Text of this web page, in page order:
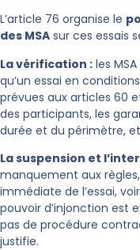
L’article 76 organise le
des MSA sur ces essais
La vérification : les
qu’un essai en
prévues aux articles 60
des participants, les
durée et du périmètre, et
La suspension et
manquement aux
immédiate de l’essai,
pouvoir d’injonction est
pas de procédure
justifie.